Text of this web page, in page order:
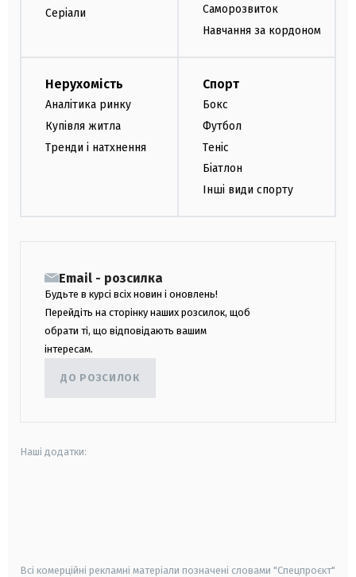
Серіали
Саморозвиток
Навчання за кордоном
Нерухомість
Аналітика ринку
Купівля житла
Тренди і натхнення
Спорт
Бокс
Футбол
Теніс
Біатлон
Інші види спорту
Email - розсилка
Будьте в курсі всіх новин і оновлень!
Перейдіть на сторінку наших розсилок, щоб
обрати ті, що відповідають вашим
інтересам.
ДО РОЗСИЛОК
Наші додатки:
Всі комерційні рекламні матеріали позначені словами "Спецпроєкт"